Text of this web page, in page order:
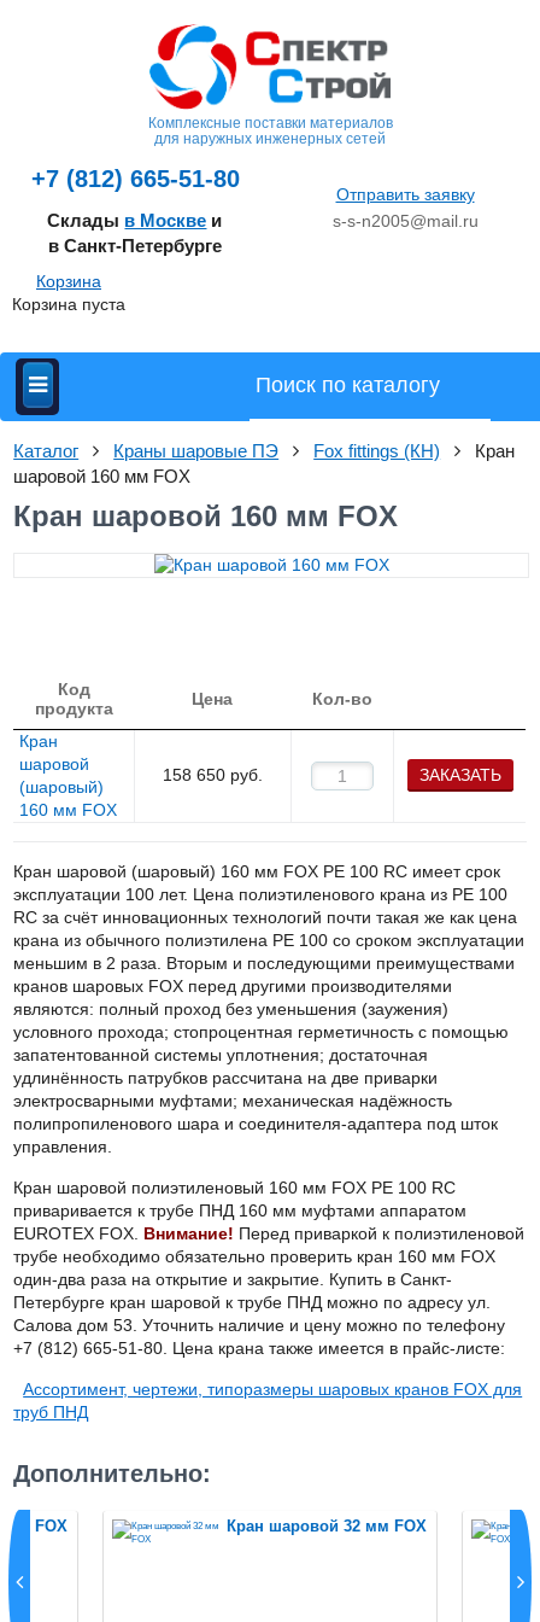
Комплексные поставки материалов
для наружных инженерных сетей
+7 (812) 665-51-80
Склады в Москве и
в Санкт-Петербурге
Отправить заявку
s-s-n2005@mail.ru
Корзина
Корзина пуста
Каталог Краны шаровые ПЭ Fox fittings (КН)
Кран
шаровой 160 мм FOХ
Кран шаровой 160 мм FOХ
Код
продукта
Цена Кол-во
Кран
шаровой
(шаровый)
160 мм FOХ
158 650 руб. ЗАКАЗАТЬ
Кран шаровой (шаровый) 160 мм FOX PE 100 RC имеет срок
эксплуатации 100 лет. Цена полиэтиленового крана из PE 100
RC за счёт инновационных технологий почти такая же как цена
крана из обычного полиэтилена PE 100 со сроком эксплуатации
меньшим в 2 раза. Вторым и последующими преимуществами
кранов шаровых FOX перед другими производителями
являются: полный проход без уменьшения (заужения)
условного прохода; стопроцентная герметичность с помощью
запатентованной системы уплотнения; достаточная
удлинённость патрубков рассчитана на две приварки
электросварными муфтами; механическая надёжность
полипропиленового шара и соединителя-адаптера под шток
управления.
Кран шаровой полиэтиленовый 160 мм FOX PE 100 RC
приваривается к трубе ПНД 160 мм муфтами аппаратом
EUROTEX FOX. Внимание! Перед приваркой к полиэтиленовой
трубе необходимо обязательно проверить кран 160 мм FOX
один-два раза на открытие и закрытие. Купить в Санкт-
Петербурге кран шаровой к трубе ПНД можно по адресу ул.
Салова дом 53. Уточнить наличие и цену можно по телефону
+7 (812) 665-51-80. Цена крана также имеется в прайс-листе:
Ассортимент, чертежи, типоразмеры шаровых кранов FOX для
труб ПНД
Дополнительно:
мм FOХ Кран шаровой 32 мм FOХ